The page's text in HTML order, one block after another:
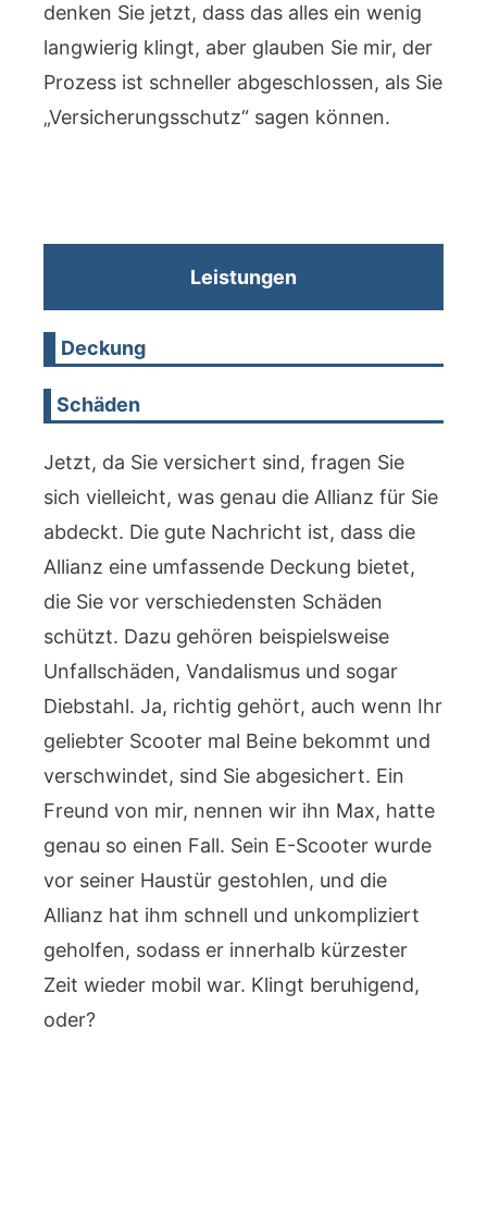
denken Sie jetzt, dass das alles ein wenig
langwierig klingt, aber glauben Sie mir, der
Prozess ist schneller abgeschlossen, als Sie
„Versicherungsschutz“ sagen können.
Leistungen
Deckung
Schäden
Jetzt, da Sie versichert sind, fragen Sie
sich vielleicht, was genau die Allianz für Sie
abdeckt. Die gute Nachricht ist, dass die
Allianz eine umfassende Deckung bietet,
die Sie vor verschiedensten Schäden
schützt. Dazu gehören beispielsweise
Unfallschäden, Vandalismus und sogar
Diebstahl. Ja, richtig gehört, auch wenn Ihr
geliebter Scooter mal Beine bekommt und
verschwindet, sind Sie abgesichert. Ein
Freund von mir, nennen wir ihn Max, hatte
genau so einen Fall. Sein E-Scooter wurde
vor seiner Haustür gestohlen, und die
Allianz hat ihm schnell und unkompliziert
geholfen, sodass er innerhalb kürzester
Zeit wieder mobil war. Klingt beruhigend,
oder?